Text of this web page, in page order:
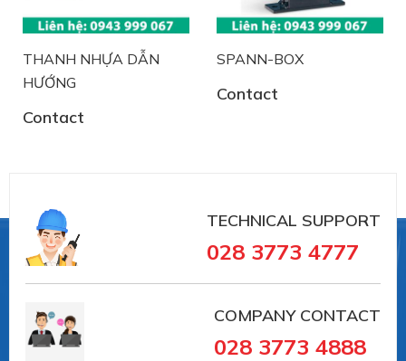
Việt Á là đại diện độc quyền phân phối Murfeldt
tại Việt Nam
THANH NHỰA DẪN
HƯỚNG
Contact
SPANN-BOX
Contact
TECHNICAL SUPPORT
028 3773 4777
COMPANY CONTACT
028 3773 4888